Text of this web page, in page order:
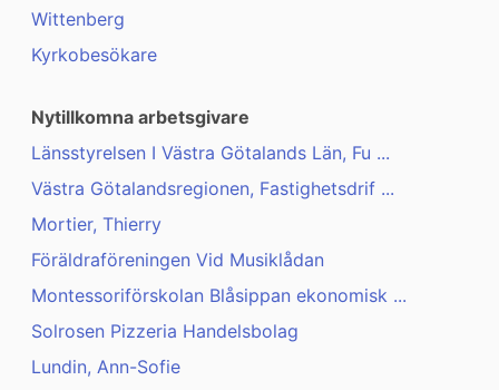
Wittenberg
Kyrkobesökare
Nytillkomna arbetsgivare
Länsstyrelsen I Västra Götalands Län, Fu ...
Västra Götalandsregionen, Fastighetsdrif ...
Mortier, Thierry
Föräldraföreningen Vid Musiklådan
Montessoriförskolan Blåsippan ekonomisk ...
Solrosen Pizzeria Handelsbolag
Lundin, Ann-Sofie